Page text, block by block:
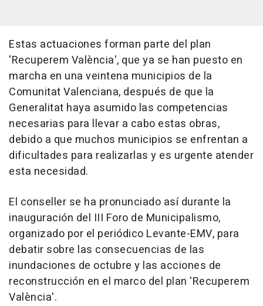
Estas actuaciones forman parte del plan
'Recuperem València', que ya se han puesto en
marcha en una veintena municipios de la
Comunitat Valenciana, después de que la
Generalitat haya asumido las competencias
necesarias para llevar a cabo estas obras,
debido a que muchos municipios se enfrentan a
dificultades para realizarlas y es urgente atender
esta necesidad.
El conseller se ha pronunciado así durante la
inauguración del III Foro de Municipalismo,
organizado por el periódico Levante-EMV, para
debatir sobre las consecuencias de las
inundaciones de octubre y las acciones de
reconstrucción en el marco del plan 'Recuperem
València'.